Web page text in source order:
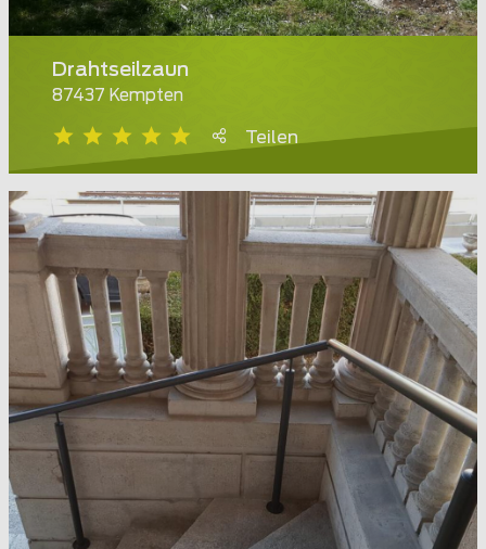
Drahtseilzaun
87437 Kempten
Teilen